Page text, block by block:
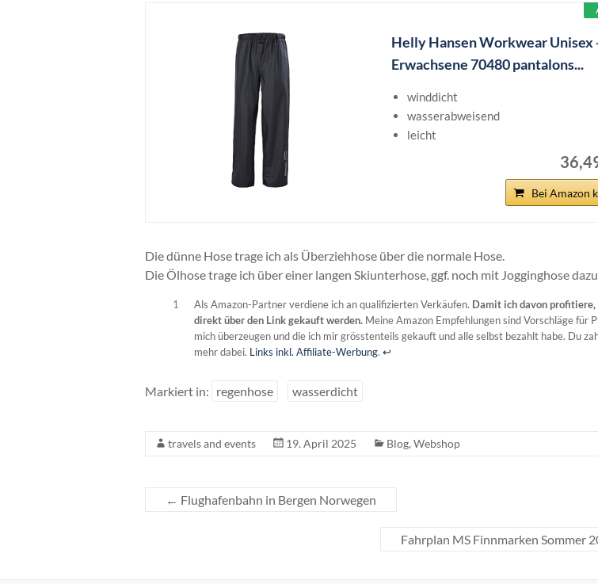
Helly Hansen Workwear Unisex
Erwachsene 70480 pantalons...
winddicht
wasserabweisend
leicht
Bei Amazon
Die dünne Hose trage ich als Überziehhose über die normale Hose.
Die Ölhose trage ich über einer langen Skiunterhose, ggf. noch mit Jogginghose dazu.
1 Als Amazon-Partner verdiene ich an qualifizierten Verkäufen. Damit ich davon
direkt über den Link gekauft werden. Meine Amazon Empfehlungen sind Vorschläge für
mich überzeugen und die ich mir grösstenteils gekauft und alle selbst bezahlt habe. Du
mehr dabei. Links inkl. Affiliate-Werbung.↩︎
Markiert in: regenhose wasserdicht
travels and events 19. April 2025 Blog, Webshop
← Flughafenbahn in Bergen Norwegen
Fahrplan MS Finnmarken Sommer